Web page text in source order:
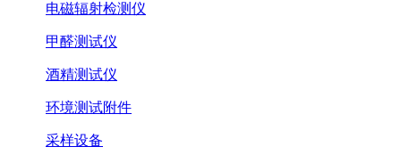
电磁辐射检测仪
甲醛测试仪
酒精测试仪
环境测试附件
采样设备